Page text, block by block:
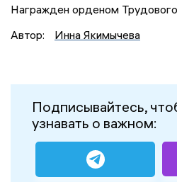
Награжден орденом
Автор:
Инна Якимычева
Подписывайтесь,
узнавать о важном: